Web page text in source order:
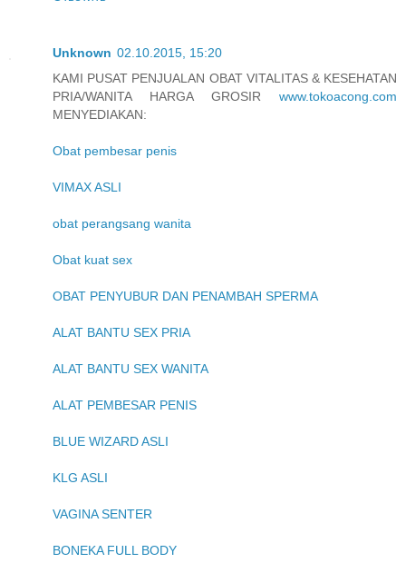
Unknown 02.10.2015, 15:20
KAMI PUSAT PENJUALAN OBAT VITALITAS & KESEHATAN
PRIA/WANITA HARGA GROSIR www.tokoacong.com
MENYEDIAKAN:
Obat pembesar penis
VIMAX ASLI
obat perangsang wanita
Obat kuat sex
OBAT PENYUBUR DAN PENAMBAH SPERMA
ALAT BANTU SEX PRIA
ALAT BANTU SEX WANITA
ALAT PEMBESAR PENIS
BLUE WIZARD ASLI
KLG ASLI
VAGINA SENTER
BONEKA FULL BODY